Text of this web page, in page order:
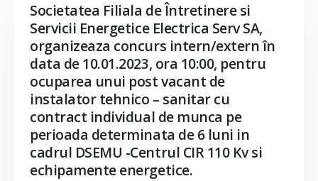
Societatea Filiala de Întretinere si
Servicii Energetice Electrica Serv SA,
organizeaza concurs intern/extern în
data de 10.01.2023, ora 10:00, pentru
ocuparea unui post vacant de
instalator tehnico – sanitar cu
contract individual de munca pe
perioada determinata de 6 luni in
cadrul DSEMU -Centrul CIR 110 Kv si
echipamente energetice.